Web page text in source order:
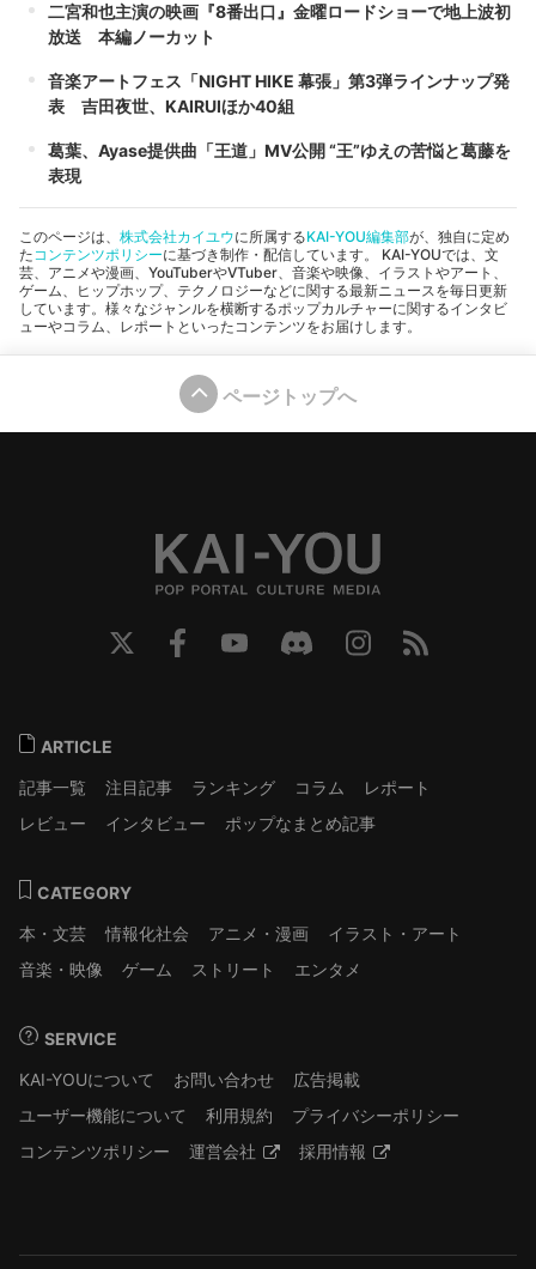
二宮和也主演の映画『8番出口』金曜ロードショーで地上波初
放送 本編ノーカット
音楽アートフェス「NIGHT HIKE 幕張」第3弾ラインナップ発
表 吉田夜世、KAIRUIほか40組
葛葉、Ayase提供曲「王道」MV公開 “王”ゆえの苦悩と葛藤を
表現
このページは、 株式会社カイユウに所属するKAI-YOU編集部が、独自に定め
たコンテンツポリシーに基づき制作・配信しています。 KAI-YOUでは、文
芸、アニメや漫画、YouTuberやVTuber、音楽や映像、イラストやアート、
ゲーム、ヒップホップ、テクノロジーなどに関する最新ニュースを毎日更新
しています。様々なジャンルを横断するポップカルチャーに関するインタビ
ューやコラム、レポートといったコンテンツをお届けします。
ページトップへ
ARTICLE
記事一覧
注目記事 ランキング コラム
レポート
レビュー
インタビュー ポップなまとめ記事
CATEGORY
本・文芸
情報化社会 アニメ・漫画
イラスト・アート
音楽・映像
ゲーム ストリート エンタメ
SERVICE
KAI-YOUについて
お問い合わせ
広告掲載
ユーザー機能について
利用規約
プライバシーポリシー
コンテンツポリシー
運営会社 採用情報